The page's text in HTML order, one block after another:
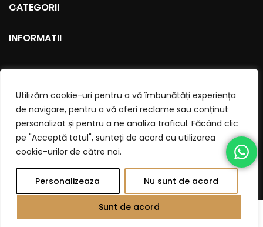
Utilizăm cookie-uri pentru a vă îmbunătăți experiența
de navigare, pentru a vă oferi reclame sau conținut
personalizat și pentru a ne analiza traficul. Făcând clic
pe "Acceptă totul", sunteți de acord cu utilizarea
cookie-urilor de către noi.
Personalizeaza Nu sunt de acord
Sunt de acord
CATEGORII
INFORMATII